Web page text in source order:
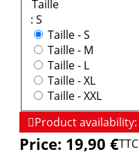
Taille
: S
Taille -S
Taille - M
Taille - L
Taille -XL
Taille -XXL
Price: 19,90 €TTC
Product availability: